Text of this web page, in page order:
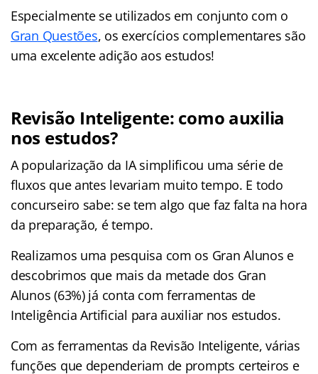
Especialmente se utilizados em conjunto com o
Gran Questões, os exercícios complementares são
uma excelente adição aos estudos!
Revisão Inteligente: como auxilia
nos estudos?
A popularização da IA simplificou uma série de
fluxos que antes levariam muito tempo. E todo
concurseiro sabe: se tem algo que faz falta na hora
da preparação, é tempo.
Realizamos uma pesquisa com os Gran Alunos e
descobrimos que mais da metade dos Gran
Alunos (63%) já conta com ferramentas de
Inteligência Artificial para auxiliar nos estudos.
Com as ferramentas da Revisão Inteligente, várias
funções que dependeriam de prompts certeiros e